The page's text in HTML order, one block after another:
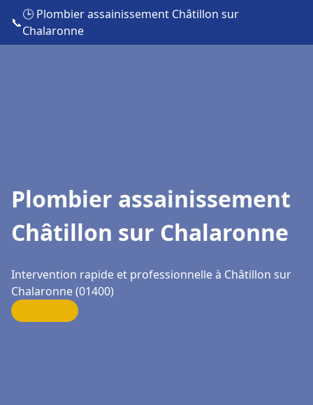
📞
🕒 Plombier assainissement Châtillon sur
Chalaronne
Plombier assainissement
Châtillon sur Chalaronne
Intervention rapide et professionnelle à Châtillon sur
Chalaronne (01400)